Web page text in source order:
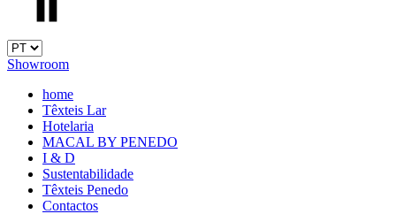
Showroom
home
Têxteis Lar
Hotelaria
MACAL BY PENEDO
I & D
Sustentabilidade
Têxteis Penedo
Contactos